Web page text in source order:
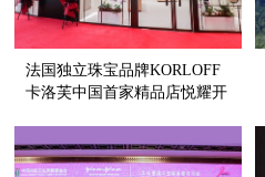
法国独立珠宝品牌KORLOFF
卡洛芙中国首家精品店悦耀开